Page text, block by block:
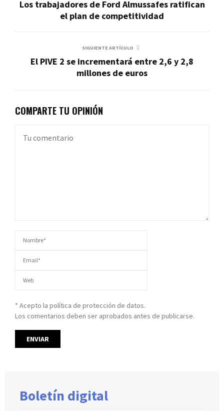
Los trabajadores de Ford Almussafes ratifican
el plan de competitividad
SIGUIENTE ARTÍCULO
El PIVE 2 se incrementará entre 2,6 y 2,8
millones de euros
COMPARTE TU OPINIÓN
* Acepto la política de protección de datos.
Los comentarios deben ser aprobados antes de publicarse.
Boletín digital